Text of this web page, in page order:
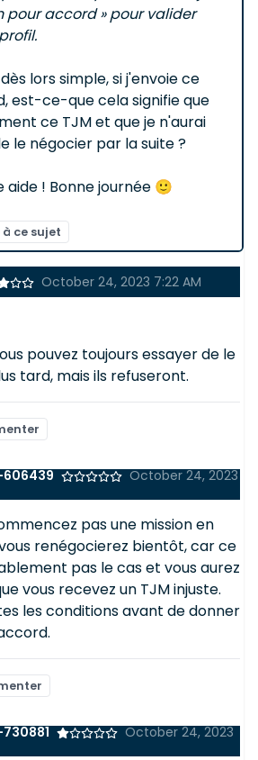
pour accord » pour valider
lors simple, si j'envoie ce
est-ce-que cela signifie que
ce TJM et que je n'aurai
le négocier par la suite ?
! Bonne journée 🙂
ce sujet
October 24, 2023 7:22 AM
pouvez toujours essayer de le
tard, mais ils refuseront.
October 24, 2023
pas une mission en
renégocierez bientôt, car ce
pas le cas et vous aurez
vous recevez un TJM injuste.
les conditions avant de donner
October 24, 2023